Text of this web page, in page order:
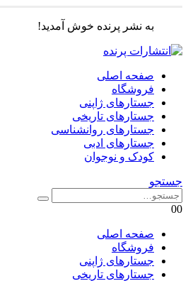
به نشر پرنده خوش آمدید!
صفحه اصلی
فروشگاه
جستارهای ژاپنی
جستارهای تاریخی
جستارهای روانشناسی
جستارهای ادبی
کودک و نوجوان
جستجو
00
صفحه اصلی
فروشگاه
جستارهای ژاپنی
جستارهای تاریخی